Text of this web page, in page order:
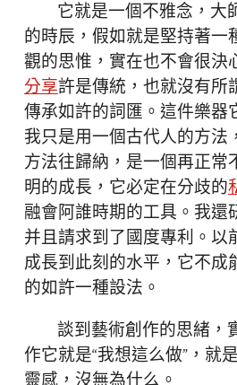
它就是一個不雅念，大
的時辰，假如就是堅持著一
觀的思惟，實在也不會很決
分享許是傳統，也就沒有所
傳承如許的詞匯。這件樂器
我只是用一個古代人的方法
方法往歸納，是一個再正常
明的成長，它必定在分歧的
融會阿誰時期的工具。我還
并且請求到了國度專利。以
成長到此刻的水平，它不成
的如許一種設法。
談到藝術創作的思緒，
作它就是“我想這么做”，就